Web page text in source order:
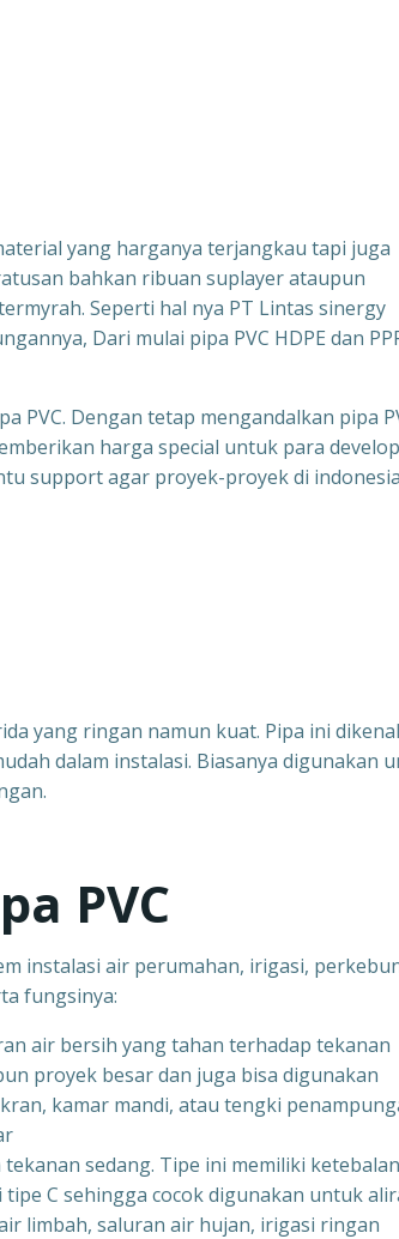
yang harganya terjangkau tapi juga
bahkan ribuan suplayer ataupun
Seperti hal nya PT Lintas sinergy
Dari mulai pipa PVC HDPE dan
PVC. Dengan tetap mengandalkan pipa
harga special untuk para
support agar proyek-proyek di
yang ringan namun kuat. Pipa ini
dalam instalasi. Biasanya digunakan
PVC
instalasi air perumahan, irigasi,
fungsinya:
air bersih yang tahan terhadap tekanan
proyek besar dan juga bisa digunakan
kamar mandi, atau tengki
sedang. Tipe ini memiliki ketebalan
C sehingga cocok digunakan untuk
limbah, saluran air hujan, irigasi ringan